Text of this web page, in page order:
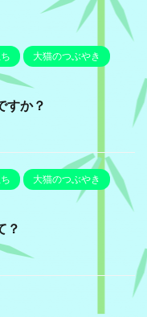
大猫のつぶやき
すか？
大猫のつぶやき
？